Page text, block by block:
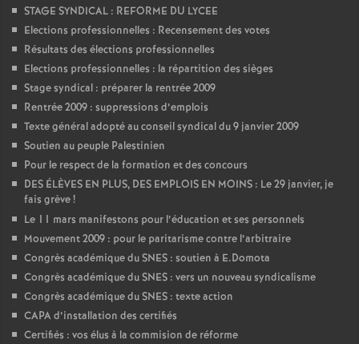
STAGE SYNDICAL : REFORME DU LYCEE
Elections professionnelles : Recensement des votes
Résultats des élections professionnelles
Elections professionnelles : la répartition des sièges
Stage syndical : préparer la rentrée 2009
Rentrée 2009 : suppressions d’emplois
Texte général adopté au conseil syndical du 9 janvier 2009
Soutien au peuple Palestinien
Pour le respect de la formation et des concours
DES ÉLÈVES EN PLUS, DES EMPLOIS EN MOINS : Le 29 janvier, je
fais grève!
Le 11 mars manifestons pour l’éducation et ses personnels
Mouvement 2009 : pour le paritarisme contre l’arbitraire
Congrès académique du SNES : soutien à E.Domota
Congrès académique du SNES : vers un nouveau syndicalisme
Congrès académique du SNES : texte action
CAPA d’installation des certifiés
Certifiés : vos élus à la commision de réforme